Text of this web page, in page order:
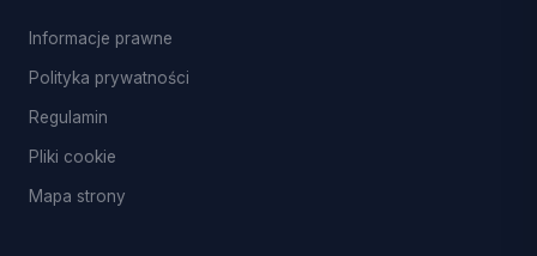
Informacje prawne
Polityka prywatności
Regulamin
Pliki cookie
Mapa strony